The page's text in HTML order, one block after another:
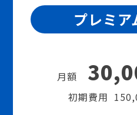
プレミア
月額
初期費用